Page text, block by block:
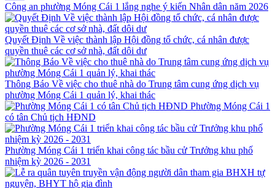
Công an phường Móng Cái 1 lắng nghe ý kiến Nhân dân năm 2026
Quyết Định Về việc thành lập Hội đồng tổ chức, cá nhân được
quyền thuê các cơ sở nhà, đất dôi dư
Thông Báo Về việc cho thuê nhà do Trung tâm cung ứng dịch vụ
phường Móng Cái 1 quản lý, khai thác
Phường Móng Cái 1
có tân Chủ tịch HĐND
Phường Móng Cái 1 triển khai công tác bầu cử Trưởng khu phố
nhiệm kỳ 2026 - 2031